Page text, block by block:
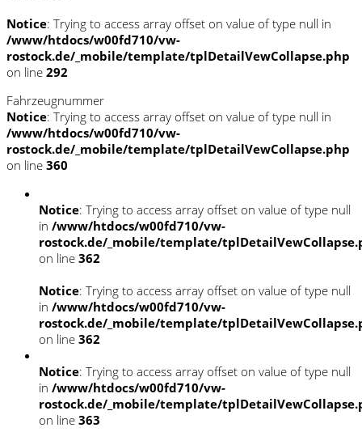
Notice: Trying to access array offset on value of type null in
/www/htdocs/w00fd710/vw-
rostock.de/_mobile/template/tplDetailVewCollapse.php
on line 292
Fahrzeugnummer
Notice: Trying to access array offset on value of type null in
/www/htdocs/w00fd710/vw-
rostock.de/_mobile/template/tplDetailVewCollapse.php
on line 360
Notice: Trying to access array offset on value of type null
in /www/htdocs/w00fd710/vw-
rostock.de/_mobile/template/
on line 362
Notice: Trying to access array offset on value of type null
in /www/htdocs/w00fd710/vw-
rostock.de/_mobile/template/
on line 362
Notice: Trying to access array offset on value of type null
in /www/htdocs/w00fd710/vw-
rostock.de/_mobile/template/
on line 363